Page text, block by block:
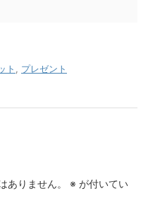
ト , プレゼント
ありません。 ※ が付いてい